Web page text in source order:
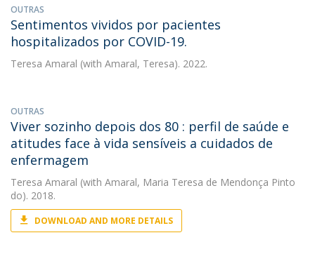
OUTRAS
Sentimentos vividos por pacientes
hospitalizados por COVID-19.
Teresa Amaral (with Amaral, Teresa). 2022.
OUTRAS
Viver sozinho depois dos 80 : perfil de saúde e
atitudes face à vida sensíveis a cuidados de
enfermagem
Teresa Amaral (with Amaral, Maria Teresa de Mendonça Pinto
do). 2018.
DOWNLOAD AND MORE DETAILS